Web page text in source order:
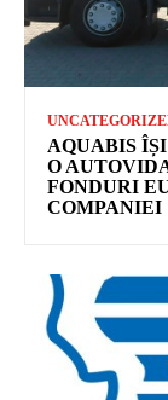
AQUABIS
O
FONDURI
COMPANIEI